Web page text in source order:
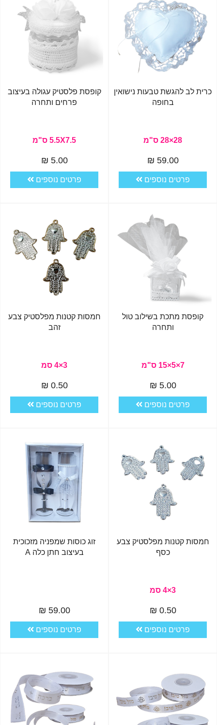
כרית לב להגשת טבעות נישואין
בחופה
28×28 ס"מ
59.00 ₪
פרטים נוספים
קופסת פלסטיק עגולה בעיצוב
פרחים ותחרה
5.5X7.5 ס"מ
5.00 ₪
פרטים נוספים
קופסת מתכת בשילוב טול
ותחרה
7×5×15 ס"מ
5.00 ₪
פרטים נוספים
חמסות קטנות מפלסטיק צבע
זהב
3×4 סמ
0.50 ₪
פרטים נוספים
חמסות קטנות מפלסטיק צבע
כסף
3×4 סמ
0.50 ₪
פרטים נוספים
זוג כוסות שמפניה מזכוכית
בעיצוב חתן כלה A
59.00 ₪
פרטים נוספים